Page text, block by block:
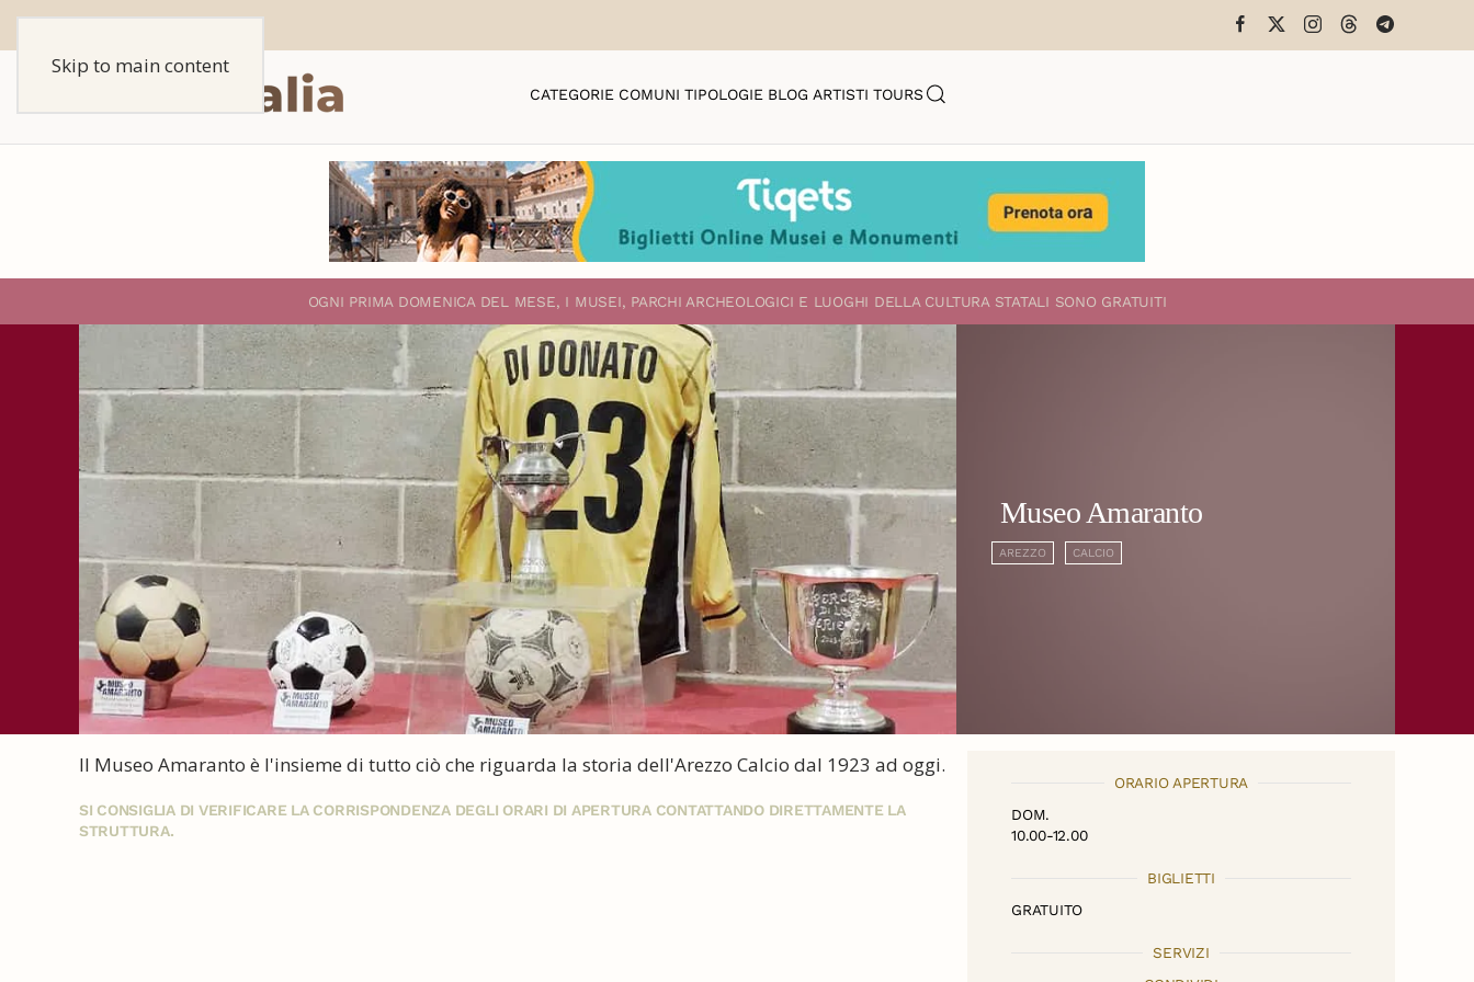
Skip to main content
CATEGORIE COMUNI TIPOLOGIE BLOG ARTISTI TOURS
OGNI PRIMA DOMENICA DEL MESE, I MUSEI, PARCHI ARCHEOLOGICI E LUOGHI DELLA CULTURA STATALI SONO GRATUITI
Museo Amaranto
AREZZO CALCIO
Il Museo Amaranto è l'insieme di tutto ciò che riguarda la storia dell'Arezzo Calcio dal 1923 ad oggi.
SI CONSIGLIA DI VERIFICARE LA CORRISPONDENZA DEGLI ORARI DI APERTURA CONTATTANDO DIRETTAMENTE LA
STRUTTURA.
ORARIO APERTURA
DOM.
10.00-12.00
BIGLIETTI
GRATUITO
SERVIZI